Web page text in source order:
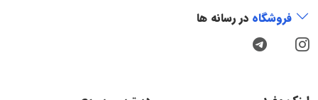
فروشگاه در رسانه ها